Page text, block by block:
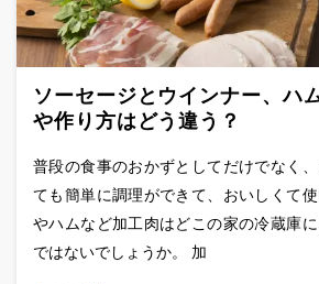
ソーセージとウインナー、ハ
や作り方はどう違う？
普段の食事のおかずとしてだけでなく
ても簡単に調理ができて、おいしくて
やハムなど加工肉はどこの家の冷蔵庫
ではないでしょうか。 加